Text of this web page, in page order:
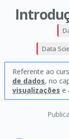
Data
Referente ao
de dados, no
visualizações e